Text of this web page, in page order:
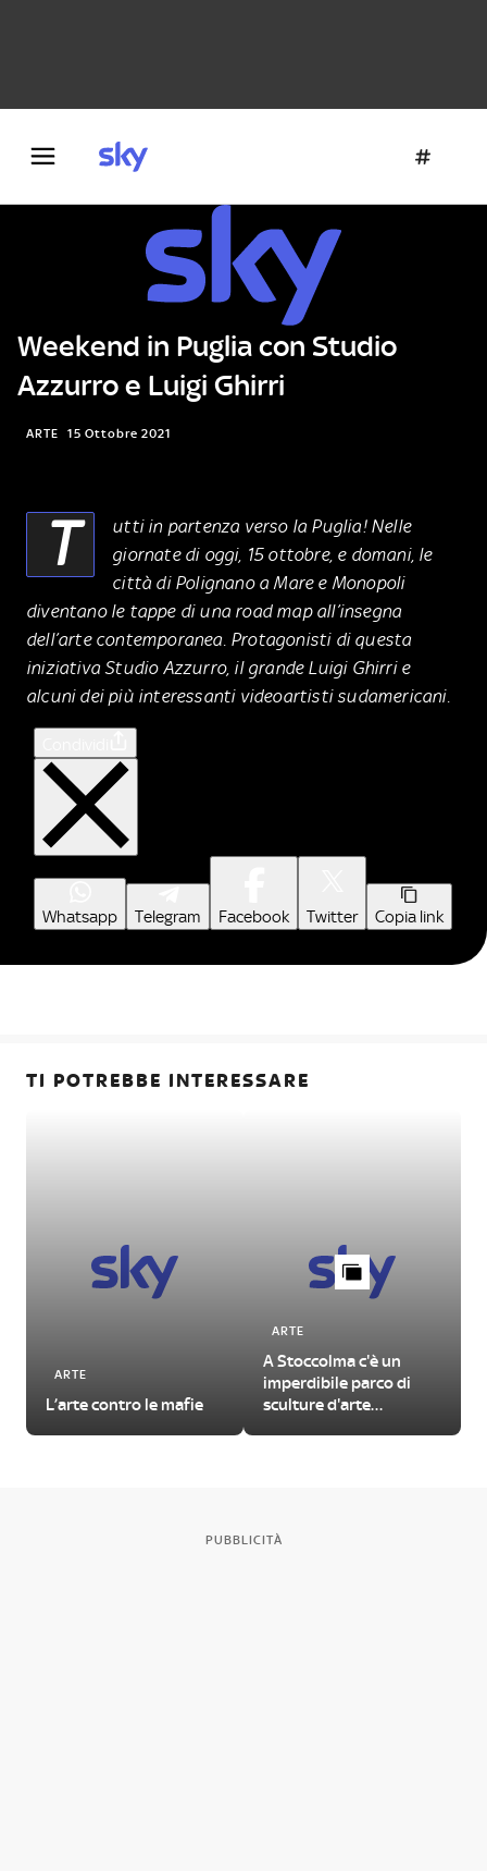
Weekend in Puglia con Studio
Azzurro e Luigi Ghirri
ARTE 15 Ottobre 2021
T
utti in partenza verso la Puglia! Nelle
giornate di oggi, 15 ottobre, e domani, le
città di Polignano a Mare e Monopoli
diventano le tappe di una road map all’insegna
dell’arte contemporanea. Protagonisti di questa
iniziativa Studio Azzurro, il grande Luigi Ghirri e
alcuni dei più interessanti videoartisti sudamericani.
Whatsapp Telegram Facebook Twitter Copia link
TI POTREBBE INTERESSARE
ARTE
L’arte contro le mafie
ARTE
A Stoccolma c'è un
imperdibile parco di
sculture d'arte
PUBBLICITÀ